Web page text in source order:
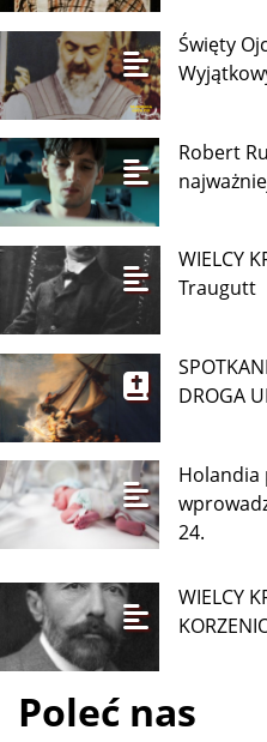
Święty
Robert
WIELCY
Traugutt
DROGA
Holandia
24.
WIELCY
Poleć nas